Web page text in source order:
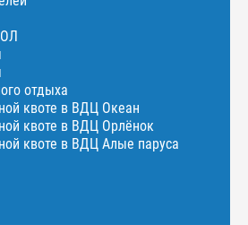
отдыха
квоте в ВДЦ Океан
квоте в ВДЦ Орлёнок
квоте в ВДЦ Алые паруса